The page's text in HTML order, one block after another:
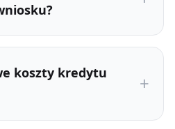
koszty kredytu